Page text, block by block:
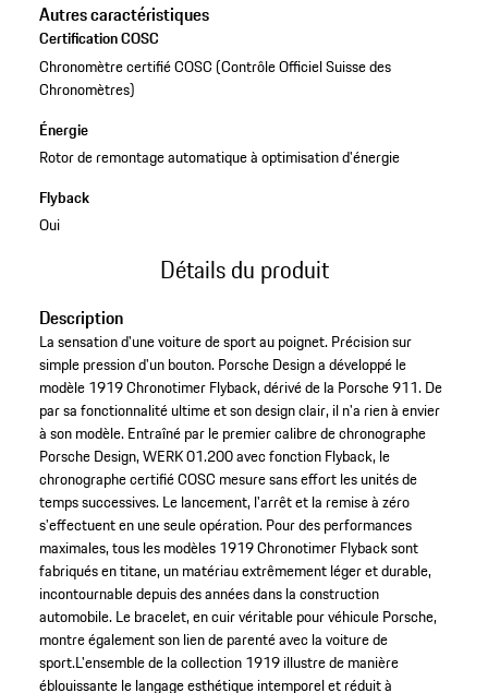
Autres caractéristiques
Certification COSC
Chronomètre certifié COSC (Contrôle Officiel Suisse des
Chronomètres)
Énergie
Rotor de remontage automatique à optimisation d'énergie
Flyback
Oui
Détails du produit
Description
La sensation d'une voiture de sport au poignet. Précision sur
simple pression d'un bouton. Porsche Design a développé le
modèle 1919 Chronotimer Flyback, dérivé de la Porsche 911. De
par sa fonctionnalité ultime et son design clair, il n'a rien à envier
à son modèle. Entraîné par le premier calibre de chronographe
Porsche Design, WERK 01.200 avec fonction Flyback, le
chronographe certifié COSC mesure sans effort les unités de
temps successives. Le lancement, l'arrêt et la remise à zéro
s'effectuent en une seule opération. Pour des performances
maximales, tous les modèles 1919 Chronotimer Flyback sont
fabriqués en titane, un matériau extrêmement léger et durable,
incontournable depuis des années dans la construction
automobile. Le bracelet, en cuir véritable pour véhicule Porsche,
montre également son lien de parenté avec la voiture de
sport.L'ensemble de la collection 1919 illustre de manière
éblouissante le langage esthétique intemporel et réduit à